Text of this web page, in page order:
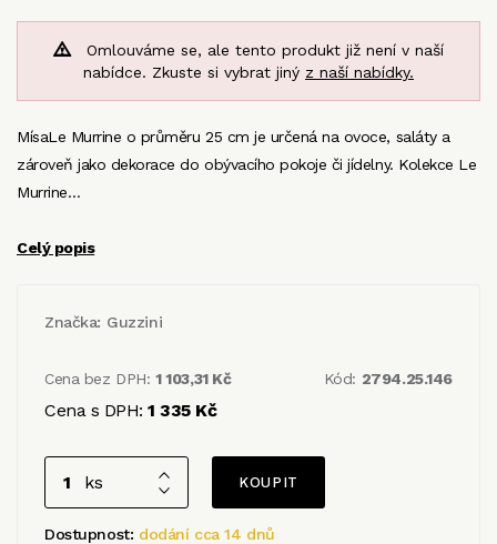
Omlouváme se, ale tento produkt již není v naší
nabídce. Zkuste si vybrat jiný z naší nabídky.
MísaLe Murrine o průměru 25 cm je určená na ovoce, saláty a
zároveň jako dekorace do obývacího pokoje či jídelny. Kolekce Le
Murrine…
Celý popis
Značka: Guzzini
Cena bez DPH:1 103,31 Kč
Cena s DPH:1 335 Kč
Kód: 2794.25.146
ks
Dostupnost: dodání cca 14 dnů